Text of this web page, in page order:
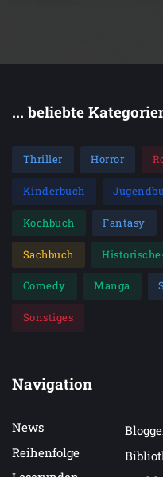
... beliebte
Thriller Horror
Kinderbuch
Kochbuch Fantasy
Sachbuch
Comedy Manga
Sonstiges
Navigation
News
Reihenfolge